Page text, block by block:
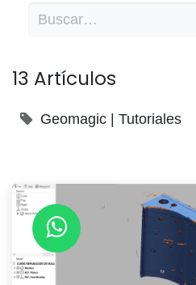
13 Artículos
Geomagic | Tutoriales